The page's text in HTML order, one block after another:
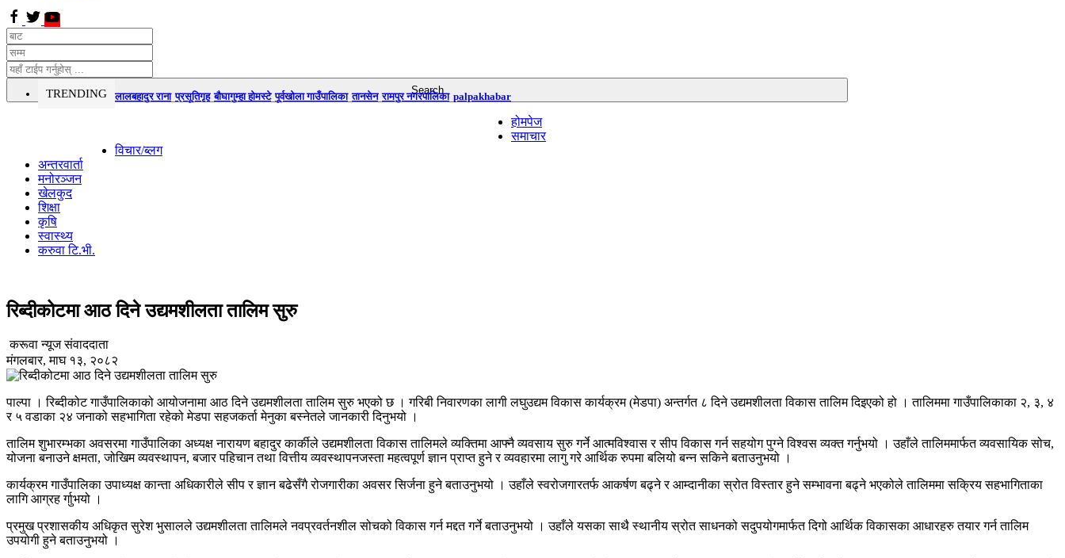
TRENDING लालबहादुर राना प्रसूतिगृह बौघागुम्हा होमस्टे पूर्वखोला गाउँपालिका तानसेन रामपुर नगरपालिका palpakhabar
होमपेज
समाचार
विचार/ब्लग
अन्तरवार्ता
मनोरञ्जन
खेलकुद
शिक्षा
कृषि
स्वास्थ्य
करुवा टि.भी.
रिब्दीकोटमा आठ दिने उद्यमशीलता तालिम सुरु
करूवा न्यूज संवाददाता
मंगलबार, माघ १३, २०८२
पाल्पा । रिब्दीकोट गाउँपालिकाको आयोजनामा आठ दिने उद्यमशीलता तालिम सुरु भएको छ । गरिबी निवारणका लागी लघुउद्यम विकास कार्यक्रम (मेडपा) अन्तर्गत ८ दिने उद्यमशीलता विकास तालिम दिइएको हो । तालिममा गाउँपालिकाका २, ३, ४
र ५ वडाका २४ जनाको सहभागिता रहेको मेडपा सहजकर्ता मेनुका बस्नेतले जानकारी दिनुभयो ।
तालिम शुभारम्भका अवसरमा गाउँपालिका अध्यक्ष नारायण बहादुर कार्कीले उद्यमशीलता विकास तालिमले व्यक्तिमा आफ्नै व्यवसाय सुरु गर्ने आत्मविश्वास र सीप विकास गर्न सहयोग पुग्ने विश्वस व्यक्त गर्नुभयो । उहाँले तालिममार्फत व्यवसायिक सोच,
योजना बनाउने क्षमता, जोखिम व्यवस्थापन, बजार पहिचान तथा वित्तीय व्यवस्थापनजस्ता महत्वपूर्ण ज्ञान प्राप्त हुने र व्यवहारमा लागु गरे आर्थिक रुपमा बलियो बन्न सकिने बताउनुभयो ।
कार्यक्रम गाउँपालिका उपाध्यक्ष कान्ता अधिकारीले सीप र ज्ञान बढेसँगै रोजगारीका अवसर सिर्जना हुने बताउनुभयो । उहाँले स्वरोजगारतर्फ आकर्षण बढ्ने र आम्दानीका स्रोत विस्तार हुने सम्भावना बढ्ने भएकोले तालिममा सक्रिय सहभागिताका
लागि आग्रह र्गाुभयो ।
प्रमुख प्रशासकीय अधिकृत सुरेश भुसालले उद्यमशीलता तालिमले नवप्रवर्तनशील सोचको विकास गर्न मद्दत गर्ने बताउनुभयो । उहाँले यसका साथै स्थानीय स्रोत साधनको सदुपयोगमार्फत दिगो आर्थिक विकासका आधारहरु तयार गर्न तालिम
उपयोगी हुने बताउनुभयो ।